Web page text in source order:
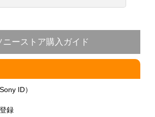
ニーストア購入ガイド
ID）
録